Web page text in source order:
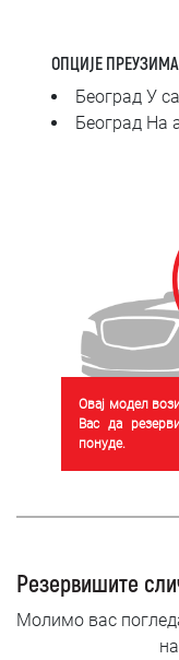
ОПЦИЈЕ
Београд У
Београд На
Овај модел
Вас да
понуде.
Резервишите
Молимо вас